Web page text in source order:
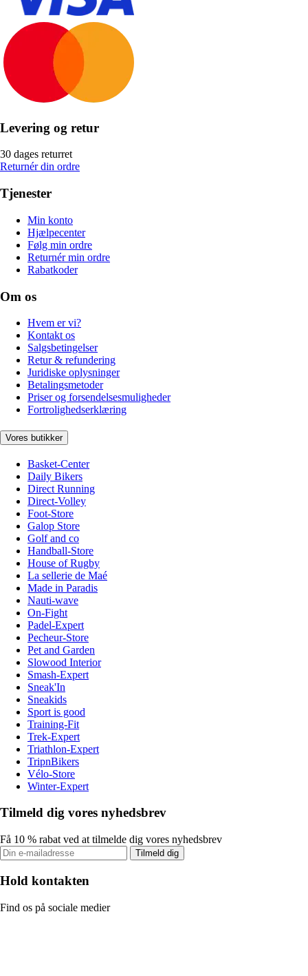
Levering og retur
30 dages returret
Returnér din ordre
Tjenester
Min konto
Hjælpecenter
Følg min ordre
Returnér min ordre
Rabatkoder
Om os
Hvem er vi?
Kontakt os
Salgsbetingelser
Retur & refundering
Juridiske oplysninger
Betalingsmetoder
Priser og forsendelsesmuligheder
Fortrolighedserklæring
Vores butikker
Basket-Center
Daily Bikers
Direct Running
Direct-Volley
Foot-Store
Galop Store
Golf and co
Handball-Store
House of Rugby
La sellerie de Maé
Made in Paradis
Nauti-wave
On-Fight
Padel-Expert
Pecheur-Store
Pet and Garden
Slowood Interior
Smash-Expert
Sneak'In
Sneakids
Sport is good
Training-Fit
Trek-Expert
Triathlon-Expert
TripnBikers
Vélo-Store
Winter-Expert
Tilmeld dig vores nyhedsbrev
Få 10 % rabat ved at tilmelde dig vores nyhedsbrev
Tilmeld dig
Hold kontakten
Find os på sociale medier